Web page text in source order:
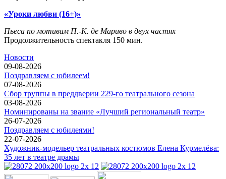
«Уроки любви (16+)»
Пьеса по мотивам П.-К. де Мариво в двух частях
Продолжительность спектакля 150 мин.
Новости
09-08-2026
Поздравляем с юбилеем!
07-08-2026
Cбор труппы в преддверии 229-го театрального сезона
03-08-2026
Номинированы на звание «Лучший региональный театр»
26-07-2026
Поздравляем c юбилеями!
22-07-2026
Художник-модельер театральных костюмов Елена Курмелёва:
35 лет в театре драмы